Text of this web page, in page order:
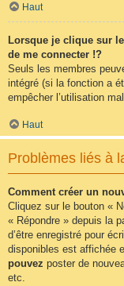
Haut
Lorsque je clique sur
de me connecter !?
Seuls les membres
intégré (si la fonction a
empêcher l’utilisation
Haut
Problèmes liés à
Comment créer un
Cliquez sur le bouton «
« Répondre » depuis la
d’être enregistré pour
disponibles est affichée
pouvez poster de
etc.